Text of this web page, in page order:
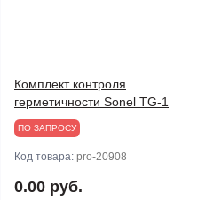
Комплект контроля
герметичности Sonel TG-1
ПО ЗАПРОСУ
Код товара: pro-20908
0.00 руб.